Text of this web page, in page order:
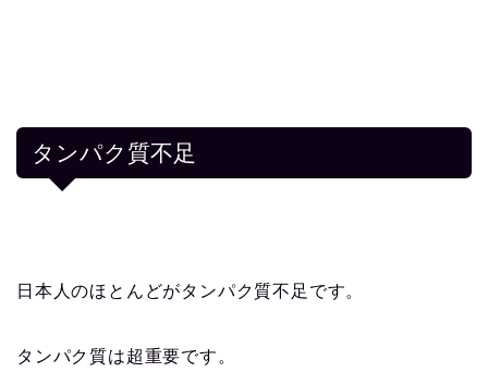
タンパク質不足
日本人のほとんどがタンパク質不足です。
タンパク質は超重要です。